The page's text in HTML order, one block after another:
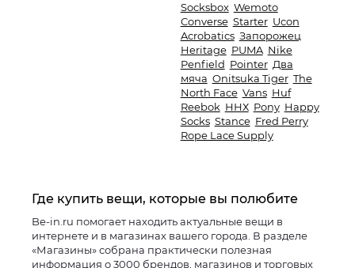
Socksbox Wemoto
Converse Starter Ucon
Acrobatics Запорожец
Heritage PUMA Nike
Penfield Pointer Два
мяча Onitsuka Tiger The
North Face Vans Huf
Reebok ННХ Pony Happy
Socks Stance Fred Perry
Rope Lace Supply
Где купить вещи, которые вы полюбите
Be-in.ru помогает находить актуальные вещи в
интернете и в магазинах вашего города. В разделе
«Магазины» собрана практически полезная
информация о 3000 брендов, магазинов и торговых